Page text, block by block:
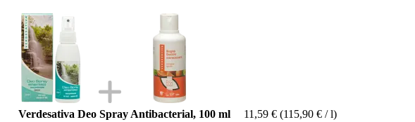
Verdesativa Deo Spray Antibacterial, 100 ml 11,59 € (115,90 € / l)